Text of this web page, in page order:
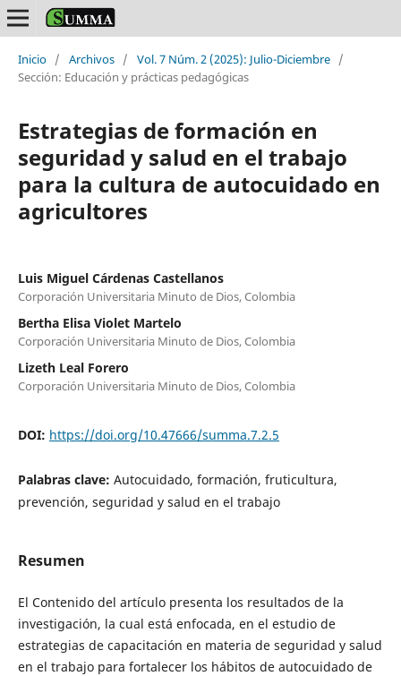
Inicio / Archivos / Vol. 7 Núm. 2 (2025): Julio-Diciembre /
Sección: Educación y prácticas pedagógicas
Estrategias de formación en
seguridad y salud en el trabajo
para la cultura de autocuidado en
agricultores
Luis Miguel Cárdenas Castellanos
Corporación Universitaria Minuto de Dios, Colombia
Bertha Elisa Violet Martelo
Corporación Universitaria Minuto de Dios, Colombia
Lizeth Leal Forero
Corporación Universitaria Minuto de Dios, Colombia
DOI: https://doi.org/10.47666/summa.7.2.5
Palabras clave: Autocuidado, formación, fruticultura,
prevención, seguridad y salud en el trabajo
Resumen
El Contenido del artículo presenta los resultados de la
investigación, la cual está enfocada, en el estudio de
estrategias de capacitación en materia de seguridad y salud
en el trabajo para fortalecer los hábitos de autocuidado de